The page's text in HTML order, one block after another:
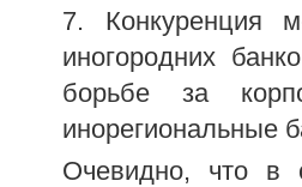
7. Конкуренция
иногородних
борьбе за
инорегиональные
Очевидно, что в